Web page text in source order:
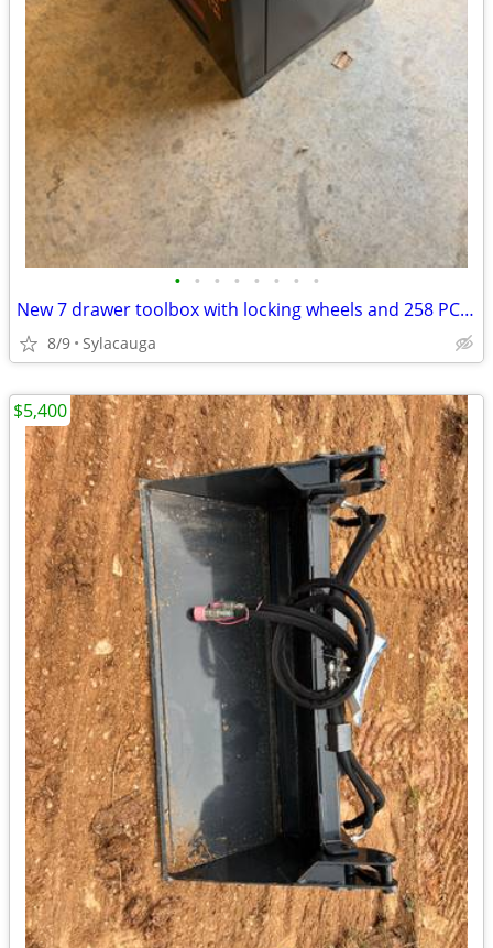
• • • • • • • •
New 7 drawer toolbox with locking wheels and 258 PCS EVA tool set
8/9 Sylacauga
$5,400